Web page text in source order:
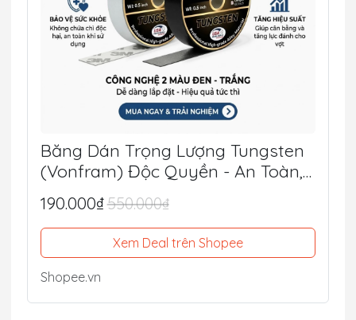
Băng Dán Trọng Lượng Tungsten
(Vonfram) Độc Quyền - An Toàn,
Tối Ưu Lực Đánh, Điểm Ngọt
190.000₫550.000₫
Xem Deal trên Shopee
Shopee.vn